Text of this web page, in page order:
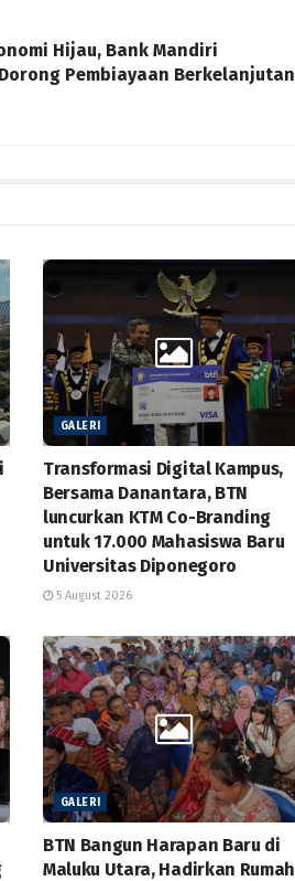
Hijau, Bank Mandiri
Pembiayaan Berkelanjutan
GALERI
Transformasi Digital Kampus,
Bersama Danantara, BTN
luncurkan KTM Co-Branding
untuk 17.000 Mahasiswa Baru
Universitas Diponegoro
5 August 2026
GALERI
BTN Bangun Harapan Baru di
Maluku Utara, Hadirkan Rumah